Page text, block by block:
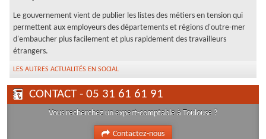
Le gouvernement vient de publier les listes des métiers en tension qui
permettent aux employeurs des départements et régions d'outre-mer
d'embaucher plus facilement et plus rapidement des travailleurs
étrangers.
LES AUTRES ACTUALITÉS EN SOCIAL
CONTACT - 05 31 61 61 91
Vous recherchez un expert-comptable à Toulouse ?
Contactez-nous